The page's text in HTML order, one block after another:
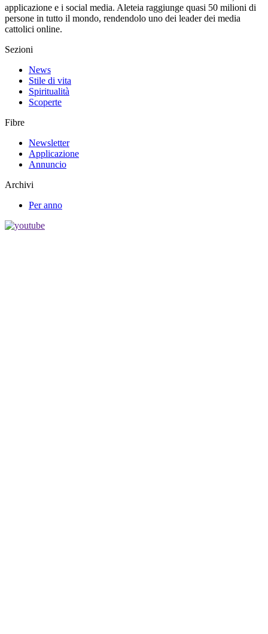
applicazione e i social media. Aleteia raggiunge quasi 50 milioni di
persone in tutto il mondo, rendendolo uno dei leader dei media
cattolici online.
Sezioni
News
Stile di vita
Spiritualità
Scoperte
Fibre
Newsletter
Applicazione
Annuncio
Archivi
Per anno